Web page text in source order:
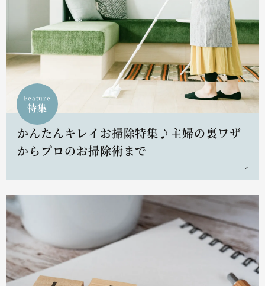
Feature
特集
かんたんキレイお掃除特集♪主婦の裏ワザ
からプロのお掃除術まで